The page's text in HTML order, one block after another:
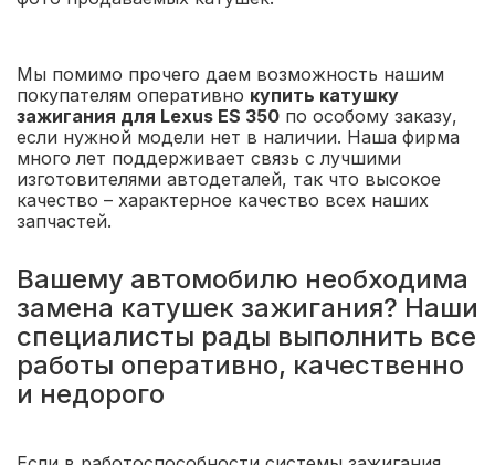
Мы помимо прочего даем возможность нашим
покупателям оперативно купить катушку
зажигания для Lexus ES 350 по особому заказу,
если нужной модели нет в наличии. Наша фирма
много лет поддерживает связь с лучшими
изготовителями автодеталей, так что высокое
качество – характерное качество всех наших
запчастей.
Вашему автомобилю необходима
замена катушек зажигания? Наши
специалисты рады выполнить все
работы оперативно, качественно
и недорого